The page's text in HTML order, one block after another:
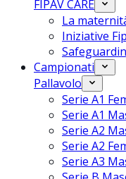
FIPAV CARE
La
Iniziative
Campionati
Pallavolo
Serie A1
Serie A1
Serie A2
Serie A2
Serie A3